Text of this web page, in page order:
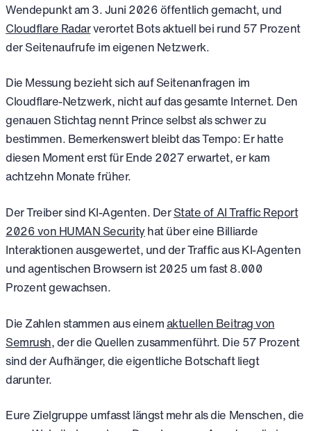
Wendepunkt am 3. Juni 2026 öffentlich gemacht, und
Cloudflare Radarverortet Bots aktuell bei rund 57 Prozent
der Seitenaufrufe im eigenen Netzwerk.
Die Messung bezieht sich auf Seitenanfragen im
Cloudflare-Netzwerk, nicht auf das gesamte Internet. Den
genauen Stichtag nennt Prince selbst als schwer zu
bestimmen. Bemerkenswert bleibt das Tempo: Er hatte
diesen Moment erst für Ende 2027 erwartet, er kam
achtzehn Monate früher.
Der Treiber sind KI-Agenten. DerState of AI Traffic Report
2026 von HUMAN Securityhat über eine Billiarde
Interaktionen ausgewertet, und der Traffic aus KI-Agenten
und agentischen Browsern ist 2025 um fast 8.000
Prozent gewachsen.
Die Zahlen stammen aus einemaktuellen Beitrag von
Semrush, der die Quellen zusammenführt. Die 57 Prozent
sind der Aufhänger, die eigentliche Botschaft liegt
darunter.
Eure Zielgruppe umfasst längst mehr als die Menschen, die